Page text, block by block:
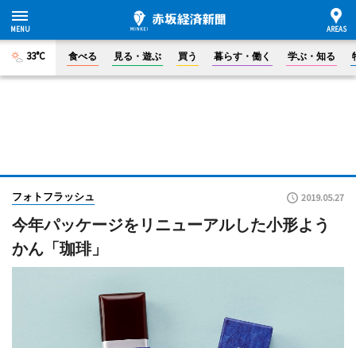
33°C 食べる 見る・遊ぶ 買う 暮らす・働く 学ぶ・知る
フォトフラッシュ 2019.05.27
今年パッケージをリニューアルした小形よう
かん「珈琲」